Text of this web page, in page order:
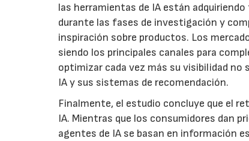
las herramientas de IA están
durante las fases de investigación y
inspiración sobre productos. Los
siendo los principales canales para
optimizar cada vez más su visibilidad no
IA y sus sistemas de recomendación.
Finalmente, el estudio concluye que el
IA. Mientras que los consumidores dan
agentes de IA se basan en información